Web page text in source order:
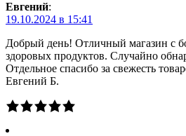
Евгений:
19.10.2024 в 15:41
Добрый день! Отличный магазин с
здоровых продуктов. Случайно
Отдельное спасибо за свежесть
Евгений Б.